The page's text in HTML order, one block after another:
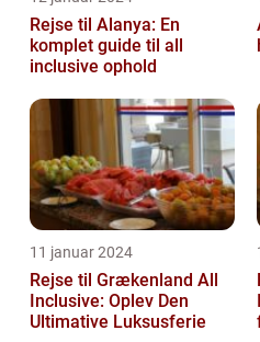
Rejse til Alanya: En
komplet guide til all
inclusive ophold
11 januar 2024
Rejse til Grækenland All
Inclusive: Oplev Den
Ultimative Luksusferie